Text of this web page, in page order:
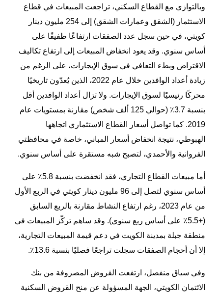
وبالتوازي مع القطاع السكني، تراجعت المبيعات في قطاع
الاستثمار (الشقق وعمارات الشقق) إلى 254 مليون دينار
كويتي، في حين سجل عدد الصفقات ارتفاعًا طفيفًا على
أساس سنوي. وقد يعود انخفاض المبيعات إلى ارتفاع تكاليف
الاقتراض وبطء التعافي في سوق الإيجارات، على الرغم من
زيادة أعداد الوافدين خلال عام 2022، الذين يُعدّون تاريخيًا
محركًا رئيسيًا لسوق الإيجارات. ولا تزال أعداد الوافدين أقل
بنسبة 3.7٪ (حوالي 125 ألف شخص) مقارنة بمستويات عام
2019. كما تواصل أسعار القطاع الاستثماري اتجاهها
الهبوطي، نتيجة انخفاض أسعار المباني، خاصة في محافظتي
الفروانية والأحمدي، لتصبح شبه مستقرة على أساس سنوي.
أما مبيعات القطاع التجاري، فقد انخفضت بنسبة 5.8٪ على
أساس سنوي لتصل إلى 96 مليون دينار كويتي في الربع الأول
من عام 2023، رغم ارتفاع النشاط مقارنة بالربع السابق
(+5.5٪ على أساس ربع سنوي). وقد ساهم تركّز المبيعات في
منطقة جبلة بمدينة الكويت في دعم قيمة المبيعات التجارية،
إلا أن أحجام الصفقات سجلت تراجعًا فصليًا بنسبة 13.6٪.
وفي سياق منفصل، ارتفعت القروض المصروفة من بنك
الائتمان الكويتي، الجهة المسؤولة عن منح القروض السكنية